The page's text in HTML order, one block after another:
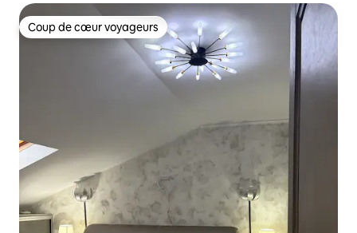
Coup de cœur voyageurs
Coup de cœur voyageurs